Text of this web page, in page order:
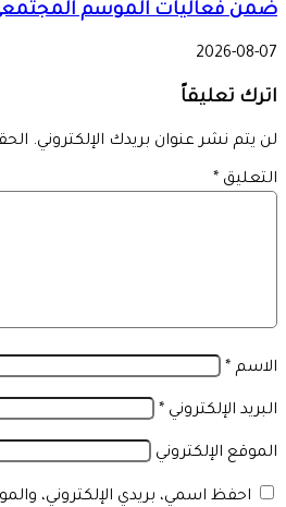
ضمن فعاليات الموسم
2026-08-07
اترك تعليقاً
لن يتم نشر عنوان بريدك الإلكتروني.
التعليق *
الاسم *
البريد الإلكتروني *
الموقع الإلكتروني
احفظ اسمي، بريدي الإلكتروني،